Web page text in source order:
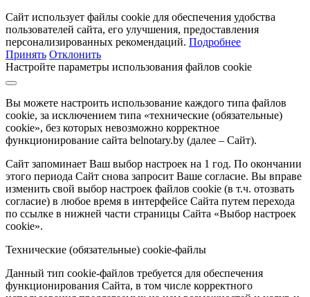
Сайт использует файлы cookie для обеспечения удобства
пользователей сайта, его улучшения, предоставления
персонализированных рекомендаций. Подробнее
Принять Отклонить
Настройте параметры использования файлов cookie
Вы можете настроить использование каждого типа файлов
cookie, за исключением типа «технические (обязательные)
cookie», без которых невозможно корректное
функционирование сайта belnotary.by (далее – Сайт).
Сайт запоминает Ваш выбор настроек на 1 год. По окончании
этого периода Сайт снова запросит Ваше согласие. Вы вправе
изменить свой выбор настроек файлов cookie (в т.ч. отозвать
согласие) в любое время в интерфейсе Сайта путем перехода
по ссылке в нижней части страницы Сайта «Выбор настроек
cookie».
Технические (обязательные) cookie-файлы
Данный тип cookie-файлов требуется для обеспечения
функционирования Сайта, в том числе корректного